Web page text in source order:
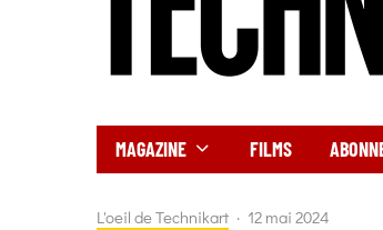
MAGAZINE FILMS
L'oeil de Technikart · 12 mai 2024